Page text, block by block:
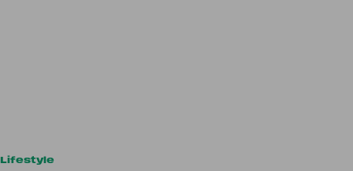
Lifestyle